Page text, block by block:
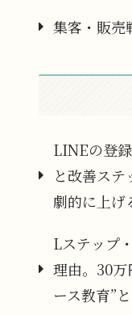
集客・販売
LINEの登
と改善ス
劇的に上げ
Lステップ
理由。30万
ース教育”